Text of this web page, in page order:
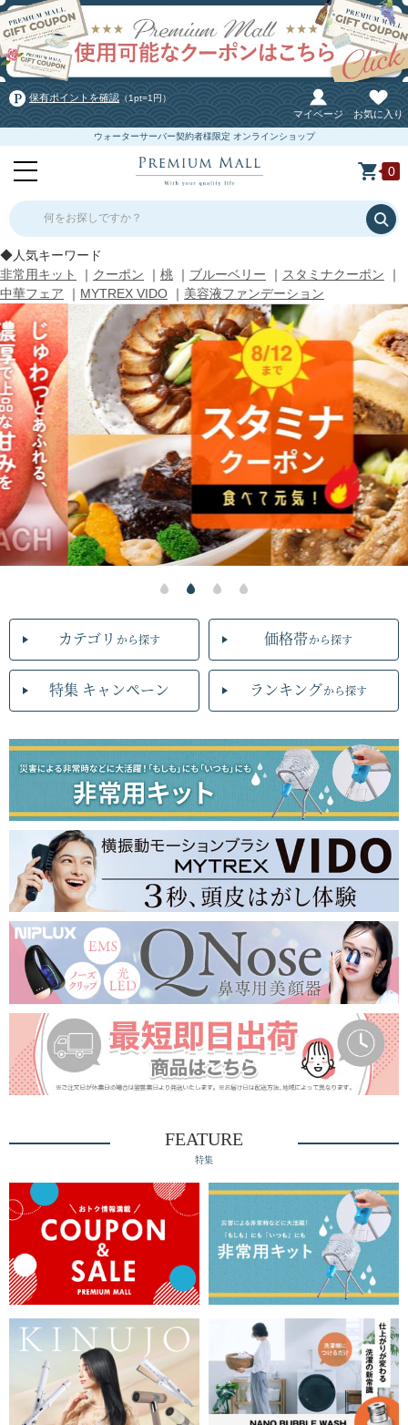
保有ポイントを確認 （1pt=1円）
マイページ お気に入り
ウォーターサーバー契約者様限定 オンラインショップ
0
何をお探しですか？
◆人気キーワード
非常用キット
｜ クーポン ｜ 桃 ｜ ブルーベリー ｜ スタミナクーポン ｜
中華フェア ｜ MYTREX VIDO ｜ 美容液ファンデーション
カテゴリ から探す 価格帯から探す
特集 キャンペーン ランキングから探す
FEATURE
特集